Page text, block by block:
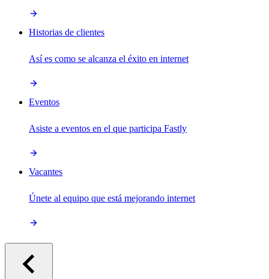
Historias de clientes
Así es como se alcanza el éxito en internet
Eventos
Asiste a eventos en el que participa Fastly
Vacantes
Únete al equipo que está mejorando internet